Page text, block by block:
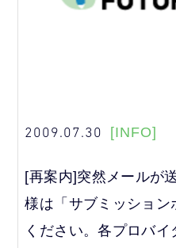
2009.07.30 [INFO]
[再案内]突然メールが
様は「サブミッション
ください。各プロバ